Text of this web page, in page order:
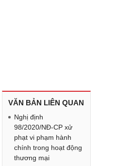
VĂN BẢN LIÊN QUAN
Nghị định
98/2020/NĐ-CP xử
phạt vi phạm hành
chính trong hoạt động
thương mại